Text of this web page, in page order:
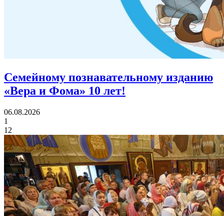
Семейному познавательному изданию
«Вера и Фома» 10 лет!
06.08.2026
1
12